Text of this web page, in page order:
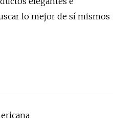
lo mejor de sí mismos